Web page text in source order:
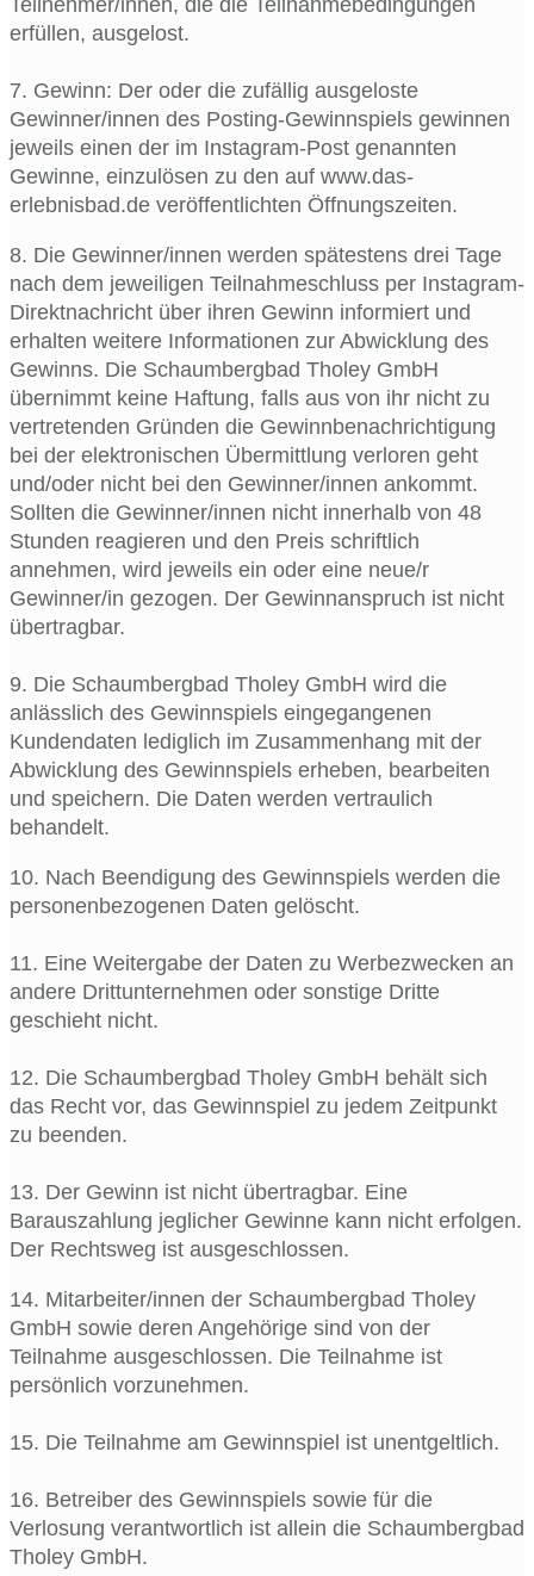
erfüllen, ausgelost.
7. Gewinn: Der oder die zufällig ausgeloste
Gewinner/innen des Posting-Gewinnspiels gewinnen
jeweils einen der im Instagram-Post genannten
Gewinne, einzulösen zu den auf www.das-
erlebnisbad.de veröffentlichten Öffnungszeiten.
8. Die Gewinner/innen werden spätestens drei Tage
nach dem jeweiligen Teilnahmeschluss per Instagram-
Direktnachricht über ihren Gewinn informiert und
erhalten weitere Informationen zur Abwicklung des
Gewinns. Die Schaumbergbad Tholey GmbH
übernimmt keine Haftung, falls aus von ihr nicht zu
vertretenden Gründen die Gewinnbenachrichtigung
bei der elektronischen Übermittlung verloren geht
und/oder nicht bei den Gewinner/innen ankommt.
Sollten die Gewinner/innen nicht innerhalb von 48
Stunden reagieren und den Preis schriftlich
annehmen, wird jeweils ein oder eine neue/r
Gewinner/in gezogen. Der Gewinnanspruch ist nicht
übertragbar.
9. Die Schaumbergbad Tholey GmbH wird die
anlässlich des Gewinnspiels eingegangenen
Kundendaten lediglich im Zusammenhang mit der
Abwicklung des Gewinnspiels erheben, bearbeiten
und speichern. Die Daten werden vertraulich
behandelt.
10. Nach Beendigung des Gewinnspiels werden die
personenbezogenen Daten gelöscht.
11. Eine Weitergabe der Daten zu Werbezwecken an
andere Drittunternehmen oder sonstige Dritte
geschieht nicht.
12. Die Schaumbergbad Tholey GmbH behält sich
das Recht vor, das Gewinnspiel zu jedem Zeitpunkt
zu beenden.
13. Der Gewinn ist nicht übertragbar. Eine
Barauszahlung jeglicher Gewinne kann nicht erfolgen.
Der Rechtsweg ist ausgeschlossen.
14. Mitarbeiter/innen der Schaumbergbad Tholey
GmbH sowie deren Angehörige sind von der
Teilnahme ausgeschlossen. Die Teilnahme ist
persönlich vorzunehmen.
15. Die Teilnahme am Gewinnspiel ist unentgeltlich.
16. Betreiber des Gewinnspiels sowie für die
Verlosung verantwortlich ist allein die Schaumbergbad
Tholey GmbH.